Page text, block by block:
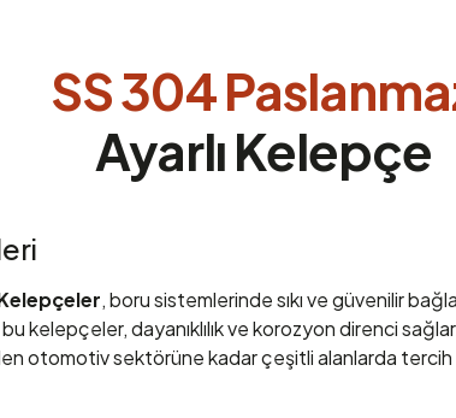
SS 304
Ayarlı Kelepçe
, boru sistemlerinde sıkı ve güvenilir
kelepçeler, dayanıklılık ve korozyon direnci
otomotiv sektörüne kadar çeşitli alanlarda tercih